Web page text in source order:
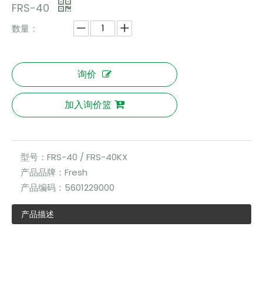
FRS-40
数量：
询价
加入询价篮
型号： FRS-40 / FRS-40KX
产品品牌： Fresh
产品编码： 5601229000
产品描述